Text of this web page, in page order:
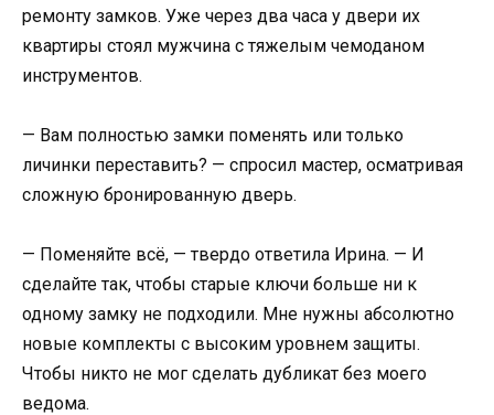
ремонту замков. Уже через два часа у двери их
квартиры стоял мужчина с тяжелым чемоданом
инструментов.
— Вам полностью замки поменять или только
личинки переставить? — спросил мастер, осматривая
сложную бронированную дверь.
— Поменяйте всё, — твердо ответила Ирина. — И
сделайте так, чтобы старые ключи больше ни к
одному замку не подходили. Мне нужны абсолютно
новые комплекты с высоким уровнем защиты.
Чтобы никто не мог сделать дубликат без моего
ведома.